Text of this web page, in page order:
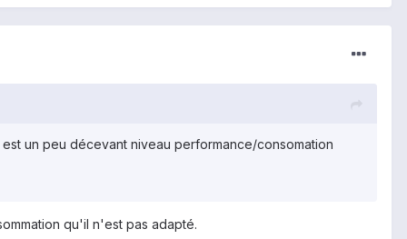
un peu décevant niveau performance/consomation
qu'il n'est pas adapté.